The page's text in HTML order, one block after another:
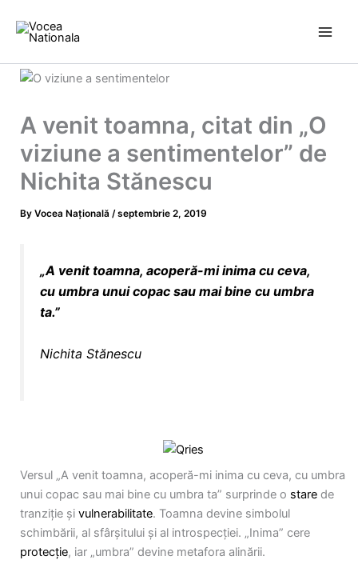
content
A venit toamna, citat din „O
viziune a sentimentelor” de
Nichita Stănescu
By Vocea Națională /septembrie 2, 2019
„A venit toamna, acoperă-mi inima cu ceva,
cu umbra unui copac sau maibine cu umbra
ta.”
Nichita Stănescu
Versul „A venit toamna, acoperă-mi inima cu ceva, cu umbra
unui copac sau mai bine cu umbra ta” surprinde o stare de
tranziție și vulnerabilitate. Toamna devine simbolul
schimbării, al sfârșitului și al introspecției. „Inima” cere
protecție, iar „umbra” devine metafora alinării.